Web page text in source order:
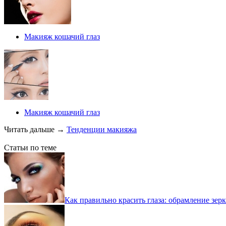
Макияж кошачий глаз
Макияж кошачий глаз
Читать дальше → Тенденции макияжа
Статьи по теме
Как правильно красить глаза: обрамление